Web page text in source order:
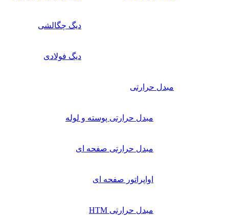
دیگ چگالشی
دیگ فولادی
مبدل حرارتی
مبدل حرارتی پوسته و لوله
مبدل حرارتی صفحه ای
اواپراتور صفحه ای
مبدل حرارتی HTM